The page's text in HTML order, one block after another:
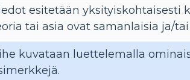
esitetään yksityiskohtaisesti
tai asia ovat samanlaisia ja/tai
kuvataan luettelemalla